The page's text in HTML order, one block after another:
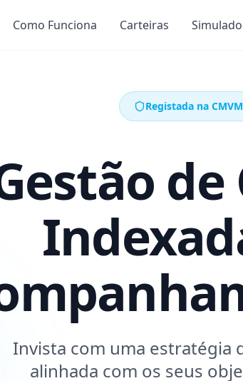
Como Funciona Carteiras
Registada na
Invista com uma estratégia
alinhada com os seus